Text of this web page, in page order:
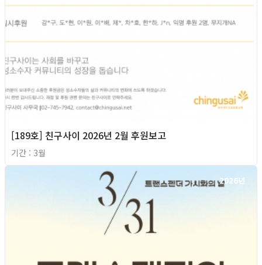
[189호] 친구사이 2026년 2월 후원보고
기간 : 3월
2026년